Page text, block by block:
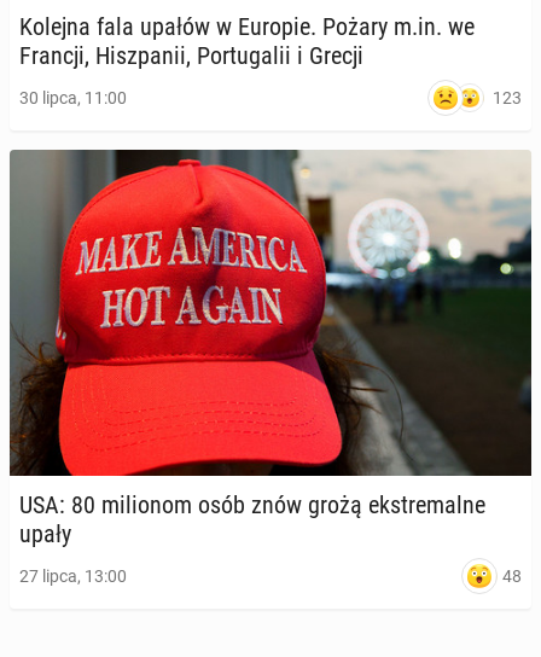
Kolejna fala upałów w Europie. Pożary m.in. we
Francji, Hisz­pa­nii, Por­tu­ga­lii i Grecji
30 lipca, 11:00 123
USA: 80 mi­lio­nom osób znów grożą eks­tre­mal­ne
upały
27 lipca, 13:00 48